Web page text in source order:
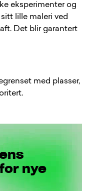
eksperimenter og
lille maleri ved
Det blir garantert
med plasser,
nye